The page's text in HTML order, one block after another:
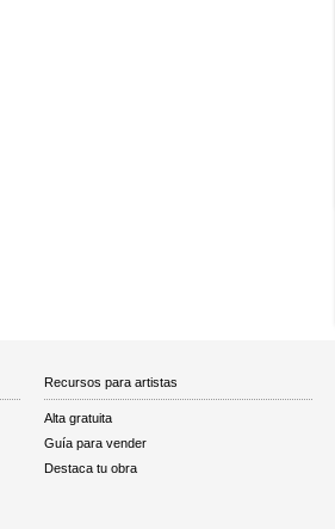
Recursos para artistas
Alta gratuita
Guía para vender
Destaca tu obra